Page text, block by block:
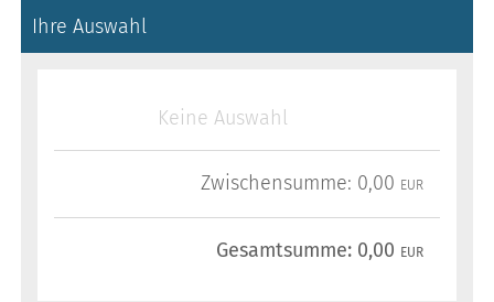
Ihre Auswahl
Keine Auswahl
Zwischensumme: 0,00 EUR
Gesamtsumme: 0,00 EUR